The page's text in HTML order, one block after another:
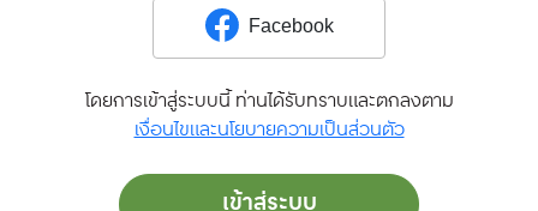
Facebook
โดยการเข้าสู่ระบบนี้ ท่านได้รับทราบและตกลงตาม
เงื่อนไขและนโยบายความเป็นส่วนตัว